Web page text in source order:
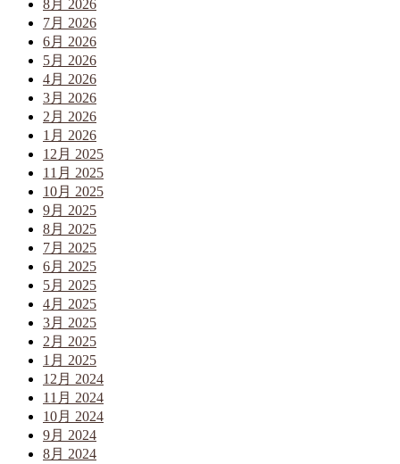
8月 2026
7月 2026
6月 2026
5月 2026
4月 2026
3月 2026
2月 2026
1月 2026
12月 2025
11月 2025
10月 2025
9月 2025
8月 2025
7月 2025
6月 2025
5月 2025
4月 2025
3月 2025
2月 2025
1月 2025
12月 2024
11月 2024
10月 2024
9月 2024
8月 2024